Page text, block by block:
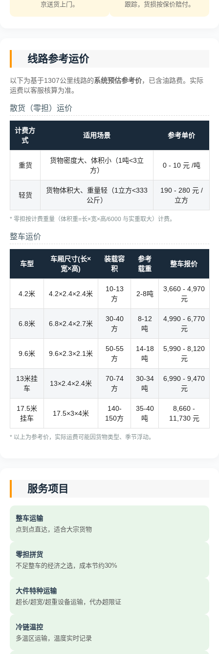
京送货上门。
跟踪，货损按保价赔付。
线路参考运价
以下为基于1307公里线路的系统预估参考价，已含油路费。实际
运费以客服核算为准。
散货（零担）运价
计费方
式
适用场景 参考单价
重货
货物密度大、体积小（1吨<3立
方）
0 - 10 元 /吨
轻货
货物体积大、重量轻（1立方<333
公斤）
190 - 280 元 /
立方
* 零担按计费重量（体积重=长×宽×高/6000 与实重取大）计费。
整车运价
车型
车厢尺寸(长×
宽×高)
装载容
积
参考
载重
整车报价
4.2米 4.2×2.4×2.4米
10-13
方
2-8吨
3,660 - 4,970
元
6.8米 6.8×2.4×2.7米
30-40
方
8-12
吨
4,990 - 6,770
元
9.6米 9.6×2.3×2.1米
50-55
方
14-18
吨
5,990 - 8,120
元
13米挂
车
13×2.4×2.4米
70-74
方
30-34
吨
6,990 - 9,470
元
17.5米
挂车
17.5×3×4米
140-
150方
35-40
吨
8,660 -
11,730 元
* 以上为参考价，实际运费可能因货物类型、季节浮动。
服务项目
整车运输
点到点直达，适合大宗货物
零担拼货
不足整车的经济之选，成本节约30%
大件特种运输
超长/超宽/超重设备运输，代办超限证
冷链温控
多温区运输，温度实时记录